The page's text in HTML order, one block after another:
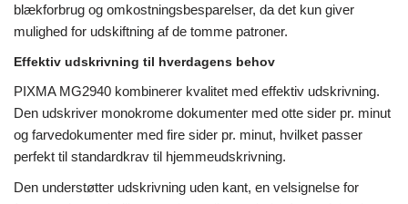
blækforbrug og omkostningsbesparelser, da det kun giver
mulighed for udskiftning af de tomme patroner.
Effektiv udskrivning til hverdagens behov
PIXMA MG2940 kombinerer kvalitet med effektiv udskrivning.
Den udskriver monokrome dokumenter med otte sider pr. minut
og farvedokumenter med fire sider pr. minut, hvilket passer
perfekt til standardkrav til hjemmeudskrivning.
Den understøtter udskrivning uden kant, en velsignelse for